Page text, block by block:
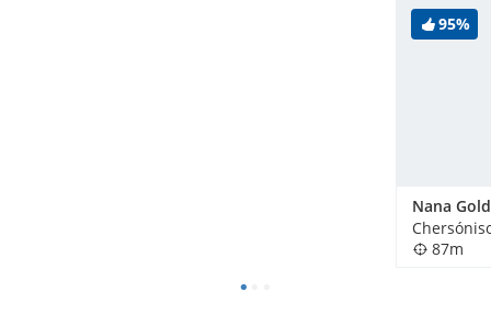
95%
Nana
87m